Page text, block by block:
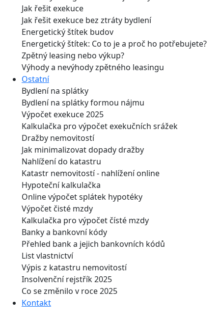
Jak řešit exekuce
Jak řešit exekuce bez ztráty bydlení
Energetický štítek budov
Energetický štítek: Co to je a proč ho potřebujete?
Zpětný leasing nebo výkup?
Výhody a nevýhody zpětného leasingu
Ostatní
Bydlení na splátky
Bydlení na splátky formou nájmu
Výpočet exekuce 2025
Kalkulačka pro výpočet exekučních srážek
Dražby nemovitostí
Jak minimalizovat dopady dražby
Nahlížení do katastru
Katastr nemovitostí - nahlížení online
Hypoteční kalkulačka
Online výpočet splátek hypotéky
Výpočet čisté mzdy
Kalkulačka pro výpočet čísté mzdy
Banky a bankovní kódy
Přehled bank a jejich bankovních kódů
List vlastnictví
Výpis z katastru nemovitostí
Insolvenční rejstřík 2025
Co se změnilo v roce 2025
Kontakt